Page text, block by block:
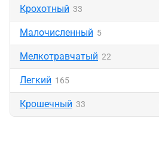
Крохотный 33
Малочисленный 5
Мелкотравчатый 22
Легкий 165
Крошечный 33